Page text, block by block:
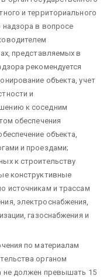
и территориального
надзора в вопросе
представляемых в
рекомендуется
объекта, учет
и
к соседним
обеспечения
объекта,
и проездами;
к строительству
конструктивные
источникам и трассам
электроснабжения,
газоснабжения и
по материалам
органом
не должен превышать 15